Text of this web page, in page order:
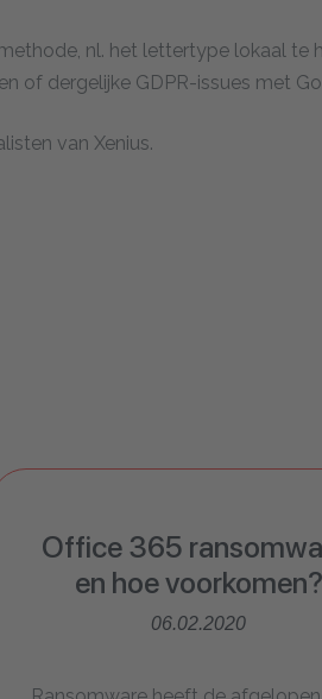
nl. het lettertype lokaal te
of dergelijke GDPR-issues met
van Xenius.
Office 365
en hoe voorkomen?
06.02.2020